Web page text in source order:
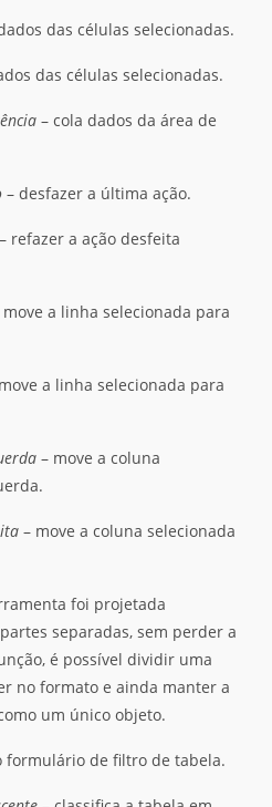
das células selecionadas.
das células selecionadas.
– cola dados da área de
– desfazer a última ação.
– refazer a ação desfeita
move a linha selecionada para
a linha selecionada para
– move a coluna
– move a coluna selecionada
foi projetada
separadas, sem perder a
é possível dividir uma
no formato e ainda manter a
um único objeto.
formulário de filtro de tabela.